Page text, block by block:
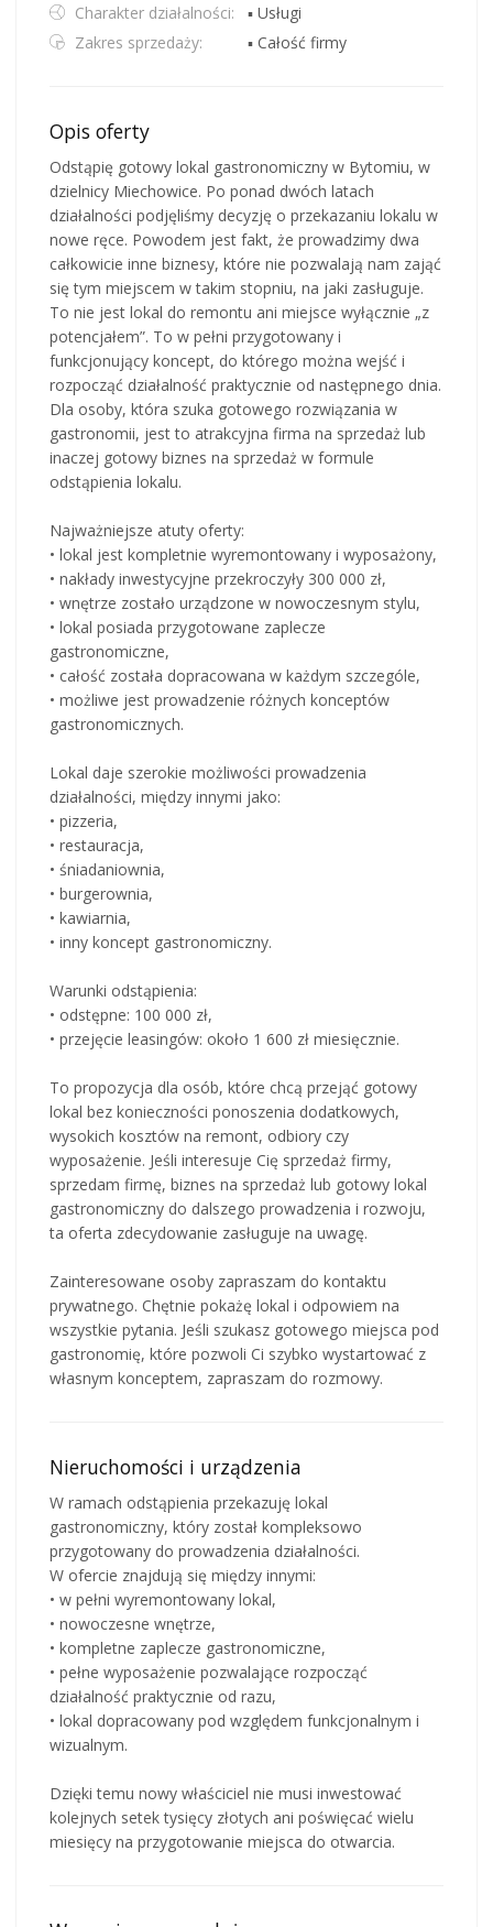
Charakter działalności:
▪ Usługi
Zakres sprzedaży:
▪ Całość firmy
Opis oferty
Odstąpię gotowy lokal gastronomiczny w Bytomiu, w
dzielnicy Miechowice. Po ponad dwóch latach
działalności podjęliśmy decyzję o przekazaniu lokalu w
nowe ręce. Powodem jest fakt, że prowadzimy dwa
całkowicie inne biznesy, które nie pozwalają nam zająć
się tym miejscem w takim stopniu, na jaki zasługuje.
To nie jest lokal do remontu ani miejsce wyłącznie „z
potencjałem”. To w pełni przygotowany i
funkcjonujący koncept, do którego można wejść i
rozpocząć działalność praktycznie od następnego dnia.
Dla osoby, która szuka gotowego rozwiązania w
gastronomii, jest to atrakcyjna firma na sprzedaż lub
inaczej gotowy biznes na sprzedaż w formule
odstąpienia lokalu.
Najważniejsze atuty oferty:
• lokal jest kompletnie wyremontowany i wyposażony,
• nakłady inwestycyjne przekroczyły 300 000 zł,
• wnętrze zostało urządzone w nowoczesnym stylu,
• lokal posiada przygotowane zaplecze
gastronomiczne,
• całość została dopracowana w każdym szczególe,
• możliwe jest prowadzenie różnych konceptów
gastronomicznych.
Lokal daje szerokie możliwości prowadzenia
działalności, między innymi jako:
• pizzeria,
• restauracja,
• śniadaniownia,
• burgerownia,
• kawiarnia,
• inny koncept gastronomiczny.
Warunki odstąpienia:
• odstępne: 100 000 zł,
• przejęcie leasingów: około 1 600 zł miesięcznie.
To propozycja dla osób, które chcą przejąć gotowy
lokal bez konieczności ponoszenia dodatkowych,
wysokich kosztów na remont, odbiory czy
wyposażenie. Jeśli interesuje Cię sprzedaż firmy,
sprzedam firmę, biznes na sprzedaż lub gotowy lokal
gastronomiczny do dalszego prowadzenia i rozwoju,
ta oferta zdecydowanie zasługuje na uwagę.
Zainteresowane osoby zapraszam do kontaktu
prywatnego. Chętnie pokażę lokal i odpowiem na
wszystkie pytania. Jeśli szukasz gotowego miejsca pod
gastronomię, które pozwoli Ci szybko wystartować z
własnym konceptem, zapraszam do rozmowy.
Nieruchomości i urządzenia
W ramach odstąpienia przekazuję lokal
gastronomiczny, który został kompleksowo
przygotowany do prowadzenia działalności.
W ofercie znajdują się między innymi:
• w pełni wyremontowany lokal,
• nowoczesne wnętrze,
• kompletne zaplecze gastronomiczne,
• pełne wyposażenie pozwalające rozpocząć
działalność praktycznie od razu,
• lokal dopracowany pod względem funkcjonalnym i
wizualnym.
Dzięki temu nowy właściciel nie musi inwestować
kolejnych setek tysięcy złotych ani poświęcać wielu
miesięcy na przygotowanie miejsca do otwarcia.